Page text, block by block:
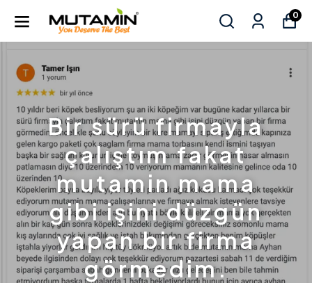
0
Bir sürü firmayla
çalıştım fakat
mutamin mama
gibi işini düzgün
yapan bir firma
görmedim.